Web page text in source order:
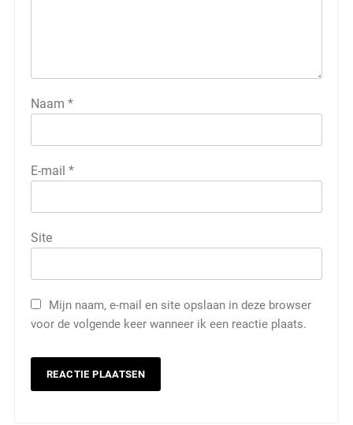
Naam *
E-mail *
Site
Mijn naam, e-mail en site opslaan in deze browser
voor de volgende keer wanneer ik een reactie plaats.